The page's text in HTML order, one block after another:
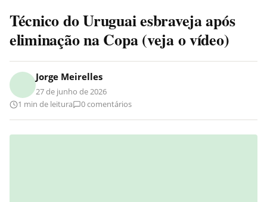
Técnico do Uruguai esbraveja após
eliminação na Copa (veja o vídeo)
Jorge Meirelles
27 de junho de 2026
1 min de leitura
0 comentários